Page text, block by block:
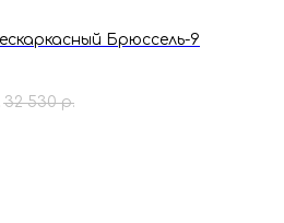
Брюссель-9
32 530 р.